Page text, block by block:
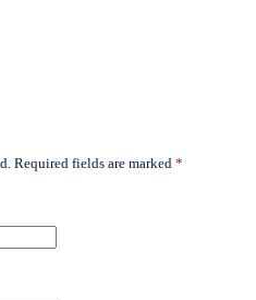
Required fields are marked *